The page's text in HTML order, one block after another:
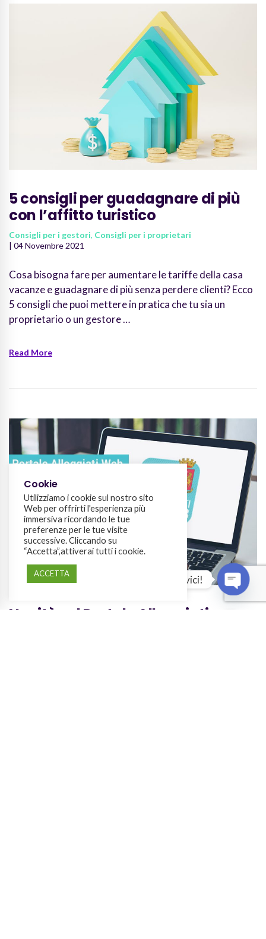
5 consigli per guadagnare di più
con l’affitto turistico
Consigli per i gestori, Consigli per i proprietari
| 04 Novembre 2021
Cosa bisogna fare per aumentare le tariffe della casa
vacanze e guadagnare di più senza perdere clienti? Ecco
5 consigli che puoi mettere in pratica che tu sia un
proprietario o un gestore …
Read More
Novità sul Portale Alloggiati: cosa
Cookie
Utilizziamo i cookie sul nostro sito
Web per offrirti l'esperienza più
immersiva ricordando le tue
preferenze per le tue visite
successive. Cliccando su
“Accetta”,attiverai tutti i cookie.
ACCETTA Domande? Scrivici!
OPEN